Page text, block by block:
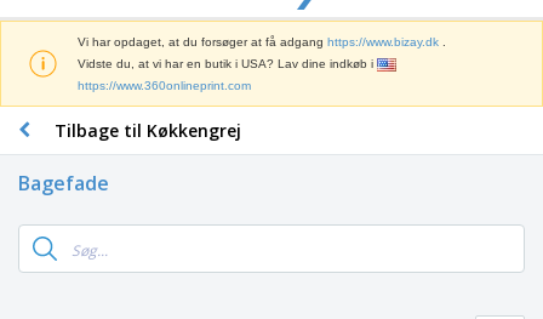
Vi har opdaget, at du forsøger at få adgang https://www.bizay.dk
Vidste du, at vi har en butik i USA? Lav dine indkøb i
https://www.360onlineprint.com
Tilbage til Køkkengrej
Bagefade